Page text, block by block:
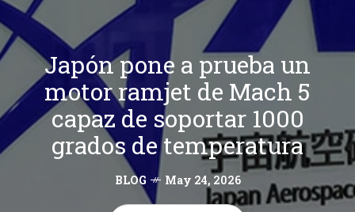
Japón pone a prueba un
motor ramjet de Mach 5
capaz de soportar 1000
grados de temperatura
BLOG May 24, 2026